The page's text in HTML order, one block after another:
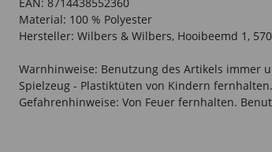
Material: 100 % Polyester
Hersteller: Wilbers & Wilbers, Hooibeemd 1,
Warnhinweise: Benutzung des Artikels immer
Spielzeug - Plastiktüten von Kindern fernhalten.
Gefahrenhinweise: Von Feuer fernhalten.